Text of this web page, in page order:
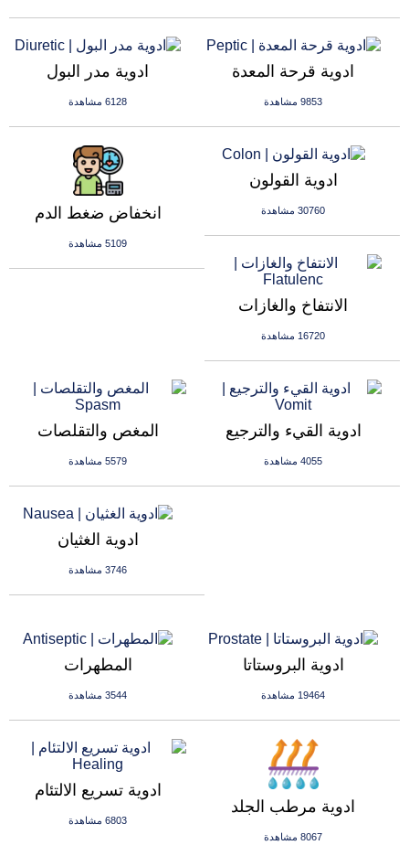
ادوية مدر البول
6128 مشاهدة
ادوية قرحة المعدة
9853 مشاهدة
انخفاض ضغط الدم
5109 مشاهدة
ادوية القولون
30760 مشاهدة
الانتفاخ والغازات
16720 مشاهدة
المغص والتقلصات
5579 مشاهدة
ادوية القيء والترجيع
4055 مشاهدة
ادوية الغثيان
3746 مشاهدة
المطهرات
3544 مشاهدة
ادوية البروستاتا
19464 مشاهدة
ادوية تسريع الالتئام
6803 مشاهدة
ادوية مرطب الجلد
8067 مشاهدة